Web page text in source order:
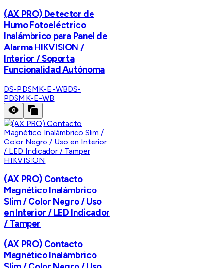
(AX PRO) Detector de
Humo Fotoeléctrico
Inalámbrico para Panel de
Alarma HIKVISION /
Interior / Soporta
Funcionalidad Autónoma
DS-PDSMK-E-WBDS-
PDSMK-E-WB
HIKVISION
(AX PRO) Contacto
Magnético Inalámbrico
Slim / Color Negro / Uso
en Interior / LED Indicador
/ Tamper
(AX PRO) Contacto
Magnético Inalámbrico